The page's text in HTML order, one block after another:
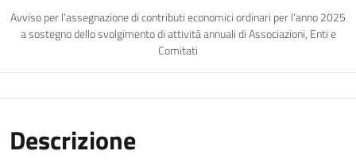
Avviso per l'assegnazione di contributi economici ordinari per l'anno 2025
a sostegno dello svolgimento di attività annuali di Associazioni, Enti e
Comitati
Descrizione